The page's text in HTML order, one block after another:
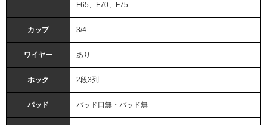
F65、F70、F75
カップ 3/4
ワイヤー あり
ホック 2段3列
パッド パッド口無・パッド無